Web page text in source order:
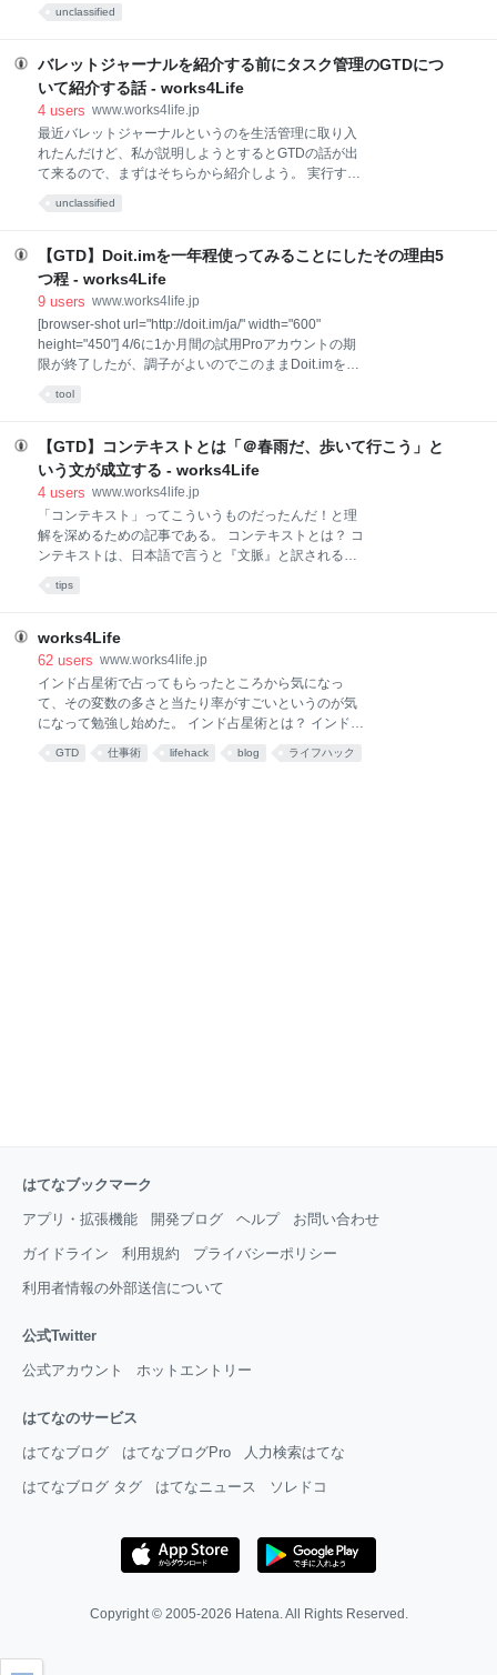
でカスタマイズしながら作るノート術の一つだ。公式
の動画を見るとなんとなーくわかるかと思う。 How to
Bullet Journal 文章で確認するなら私は以下を参照し
ンノート…と手帳 その前に、私の今までの管理体制に
ついて紹介しよう。私の生活管理の体制というと、
GTDの6つのリストとタイムラインノートで構成され
ている。GTDの6つのリストとは、以下の通り。
unclassified
バレットジャーナルを紹介する前にタスク管理のGTDにつ
いて紹介する話 - works4Life
4 users www.works4life.jp
最近バレットジャーナルというのを生活管理に取り入
れたんだけど、私が説明しようとするとGTDの話が出
て来るので、まずはそちらから紹介しよう。 実行する
アメリカの経営コンサルタントのデビッドアレンが提
唱したタスク管理の方法だ。 GTDは、極めてとても酷
く忙しいとされる人々が幸せになるのに適している管
くてめまぐるしい人々に絶賛されている。 GTDの基本
はこうだ。 （壱）現状のタスクをすべからく明るみに
し、信頼あるシステムに書き留めるべし （弐）書き留
めたそれらを見極めて、必要あらば為すべきことをや
unclassified
【GTD】Doit.imを一年程使ってみることにしたその理由5
つ程 - works4Life
9 users www.works4life.jp
[browser-shot url="http://doit.im/ja/" width="600"
height="450"] 4/6に1か月間の試用Proアカウントの期
限が終了したが、調子がよいのでこのままDoit.imを1
立てた機能とは？ GTDを知る以前から使っていた
FitzNOTEだから、実質6年程使っていた。わかっちゃ
いるけど離れられない理由は以前の記事にも書いた通
の項目の追加のしやすさが勝っていた。そんなどっぷ
り使用していたFitzNOTEから旅立てそうな理由を分解
してみると、5つ程ある。 （１）カレンダー系のタス
クが、スケジュール計画に反映でき、google
tool
【GTD】コンテキストとは「＠春雨だ、歩いて行こう」と
いう文が成立する - works4Life
4 users www.works4life.jp
「コンテキスト」ってこういうものだったんだ！と理
解を深めるための記事である。 コンテキストとは？ コ
ンテキストは、日本語で言うと『文脈』と訳される。
が実行されうるでしょう、なんぞ柔らかいような意識
なんて風に。 ところで、「@ミーティング」というコ
ンテキストを作って「部会」だの「引継mtg」だのを
ぶっこんでいたんだけれども、ちょっとこれは違う。
そもそも文脈として成り立たない。「ミーティング
だ、部会に行こう」――ほら、文脈的にヘンである。
いうコンテキストは相応しくない。だったら、部会や
tips
works4Life
62 users www.works4life.jp
インド占星術で占ってもらったところから気になっ
て、その変数の多さと当たり率がすごいというのが気
になって勉強し始めた。 インド占星術とは？ インド占
星術は、いわゆる占いの一つだ。インド占星術の源流
は、インドのヴェーダ哲学の一つにつらなるもの。ヴ
GTD 仕事術 lifehack blog ライフハック
はてなブックマーク
アプリ・拡張機能 開発ブログ ヘルプ お問い合わせ
ガイドライン 利用規約 プライバシーポリシー
利用者情報の外部送信について
公式Twitter
公式アカウント ホットエントリー
はてなのサービス
はてなブログ はてなブログPro 人力検索はてな
はてなブログ タグ はてなニュース ソレドコ
Copyright © 2005-2026 Hatena. All Rights Reserved.